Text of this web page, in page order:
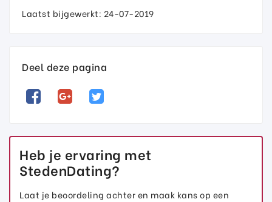
Laatst bijgewerkt: 24-07-2019
Deel deze pagina
Heb je ervaring met
StedenDating?
Laat je beoordeling achter en maak kans op een